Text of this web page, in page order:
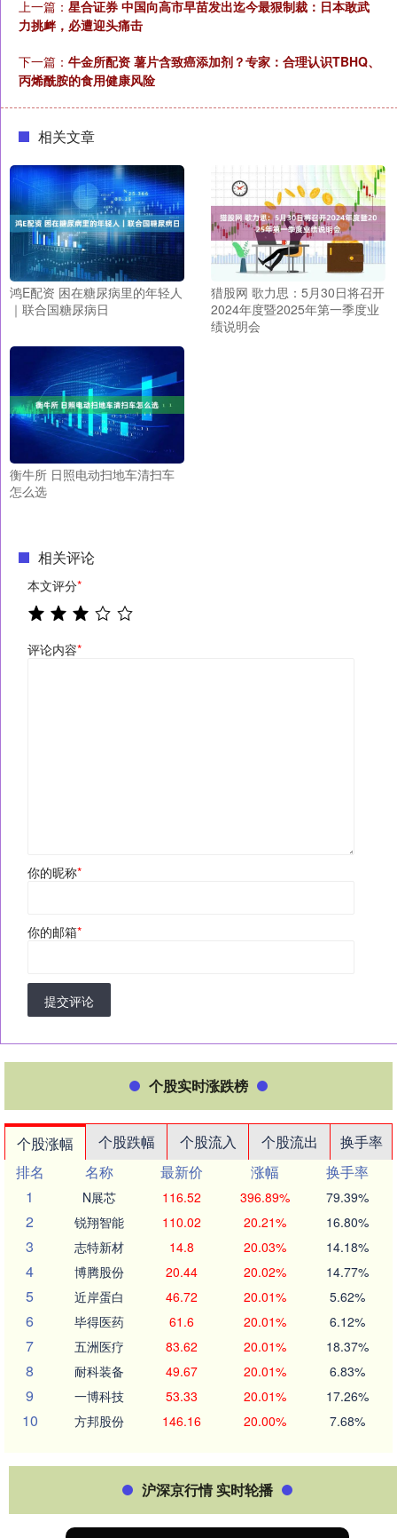
上一篇： 星合证券 中国向高市早苗发出迄今最狠制裁：日本敢武
力挑衅，必遭迎头痛击
下一篇： 牛金所配资 薯片含致癌添加剂？专家：合理认识TBHQ、
丙烯酰胺的食用健康风险
相关文章
鸿E配资 困在糖尿病里的年轻人
｜联合国糖尿病日
猎股网 歌力思：5月30日将召开
2024年度暨2025年第一季度业
绩说明会
衡牛所 日照电动扫地车清扫车
怎么选
相关评论
本文评分*
评论内容*
你的昵称*
你的邮箱*
提交评论
个股实时涨跌榜
个股涨幅 个股跌幅 个股流入 个股流出
换手率
排名
名称 最新价 涨幅
换手率
1
N展芯 116.52 396.89% 79.39%
2 锐翔智能 110.02 20.21% 16.80%
3 志特新材 14.8 20.03% 14.18%
4 博腾股份 20.44 20.02% 14.77%
5 近岸蛋白 46.72 20.01% 5.62%
6 毕得医药 61.6 20.01% 6.12%
7 五洲医疗 83.62 20.01% 18.37%
8 耐科装备 49.67 20.01% 6.83%
9 一博科技 53.33 20.01% 17.26%
10 方邦股份 146.16 20.00% 7.68%
沪深京行情 实时轮播